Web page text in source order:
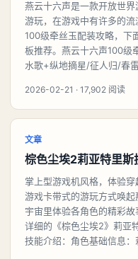
燕云十六声是一款开放世
游玩，在游戏中有许多的
100级牵丝玉配装攻略，下
板推荐。燕云十六声100级
水歌+纵地摘星/征人归/春
2026-02-21 · 17,902 阅读
文章
棕色尘埃2莉亚特里斯
掌上型游戏机风格，体验穿
游戏卡带式的游玩方式唤
宇宙里体验各角色的精彩
详细的《棕色尘埃2》莉亚
技能介绍：角色基础信息